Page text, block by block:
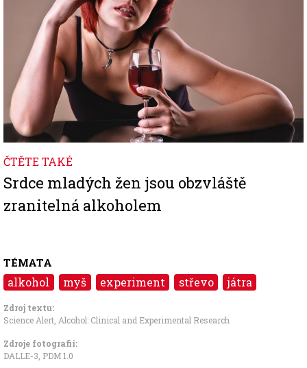
ČTĚTE TAKÉ
Srdce mladých žen jsou obzvláště
zranitelná alkoholem
TÉMATA
alkohol myš experiment střevo játra
Zdroj textu:
Science Alert Alcohol: Clinical and Experimental Research
Zdroje fotografii:
DALLE-3, PDM 1.0